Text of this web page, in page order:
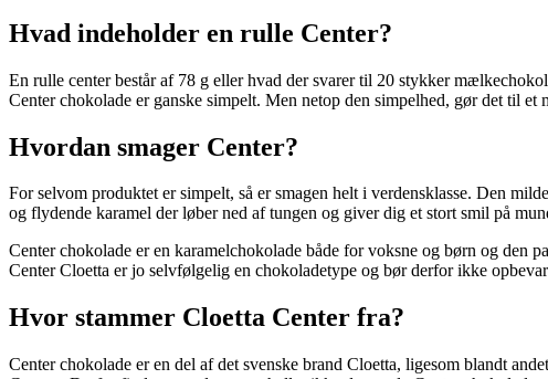
Hvad indeholder en rulle Center?
En rulle center består af 78 g eller hvad der svarer til 20 stykker
Center chokolade er ganske simpelt. Men netop den simpelhed, gør det til
Hvordan smager Center?
For selvom produktet er simpelt, så er smagen helt i verdensklasse. Den
og flydende karamel der løber ned af tungen og giver dig et stort smil på
Center chokolade er en karamelchokolade både for voksne og børn og den
Center Cloetta er jo selvfølgelig en chokoladetype og bør derfor ikke
Hvor stammer Cloetta Center fra?
Center chokolade er en del af det svenske brand Cloetta, ligesom blandt